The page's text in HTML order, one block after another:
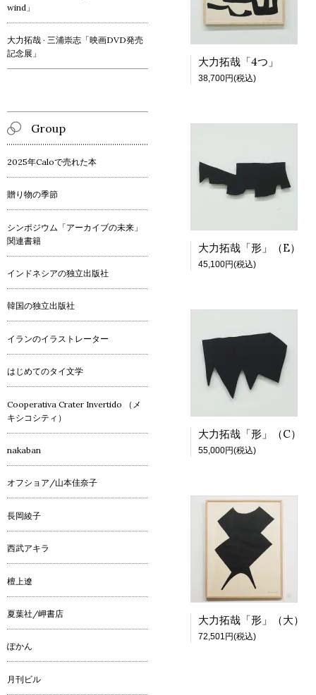
大力拓哉「4つ」
38,700円(税込)
大力拓哉「形」（E）
45,100円(税込)
大力拓哉「形」（C）
55,000円(税込)
大力拓哉「形」（大）
72,501円(税込)
wind」
大力拓哉 · 三浦崇志「映画DVD発売
記念展」
Group
2025年Caloで売れた本
贈り物の季節
シンポジウム「アーカイブの未来」
関連書籍
インドネシアの独立出版社
韓国の独立出版社
イランのイラストレーター
はじめてのタイ文学
Cooperativa Crater Invertido （メ
キシコシティ）
nakaban
オフショア/山本佳奈子
長岡綾子
西武アキラ
檀上遼
夏葉社/岬書店
ぽかん
月刊ビル